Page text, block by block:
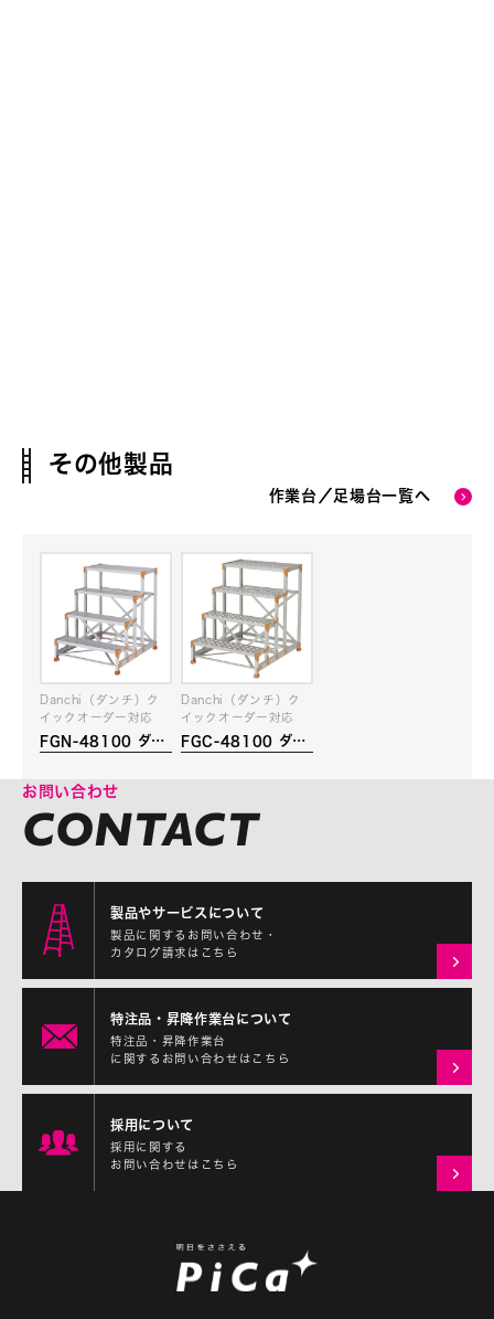
その他製品
作業台／足場台一覧へ
FGN-48100 ダン
Danchi（ダンチ）ク
イックオーダー対応
FGC-48100 ダン
Danchi（ダンチ）ク
イックオーダー対応
お問い合わせ
製品やサービスについて
製品に関するお問い合わせ・
カタログ請求はこちら
特注品・昇降作業台について
特注品・昇降作業台
に関するお問い合わせはこちら
採用について
採用に関する
お問い合わせはこちら